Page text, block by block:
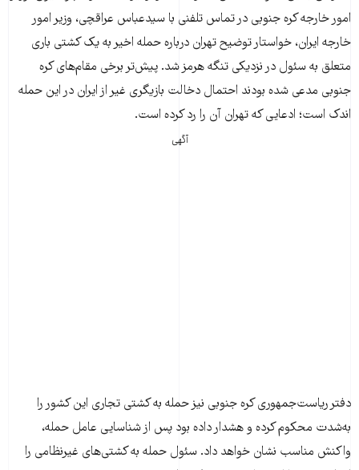
امور خارجه کره جنوبی در تماس تلفنی با سیدعباس عراقچی، وزیر امور
خارجه ایران، خواستار توضیح تهران درباره حمله اخیر به یک کشتی باری
متعلق به سئول در نزدیکی تنگه هرمز شد. پیش‌تر برخی مقام‌های کره
جنوبی مدعی شده بودند احتمال دخالت بازیگری غیر از ایران در این حمله
اندک است؛ ادعایی که تهران آن را رد کرده است.
آگهی
دفتر ریاست‌جمهوری کره جنوبی نیز حمله به کشتی تجاری این کشور را
به‌شدت محکوم کرده و هشدار داده بود پس از شناسایی عامل حمله،
واکنش مناسب نشان خواهد داد. سئول حمله به کشتی‌های غیرنظامی را